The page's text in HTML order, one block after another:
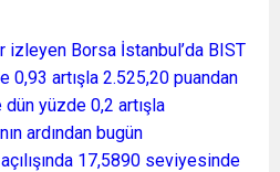
izleyen Borsa İstanbul’da BIST
0,93 artışla 2.525,20 puandan
yüzde 0,2 artışla
ardından bugün
17,5890 seviyesinde